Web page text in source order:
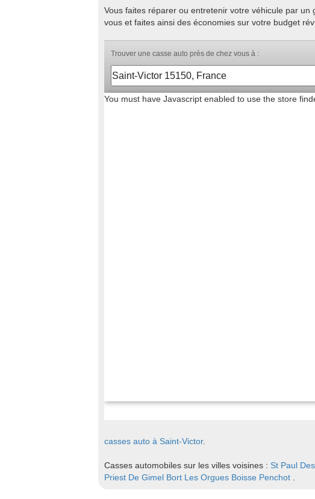
Vous faites réparer ou entretenir votre véhicule par
vous et faites ainsi des économies sur votre budget
casses auto à Saint-Victor.
Casses automobiles sur les villes voisines : St Paul
Priest De Gimel Bort Les Orgues Boisse Penchot